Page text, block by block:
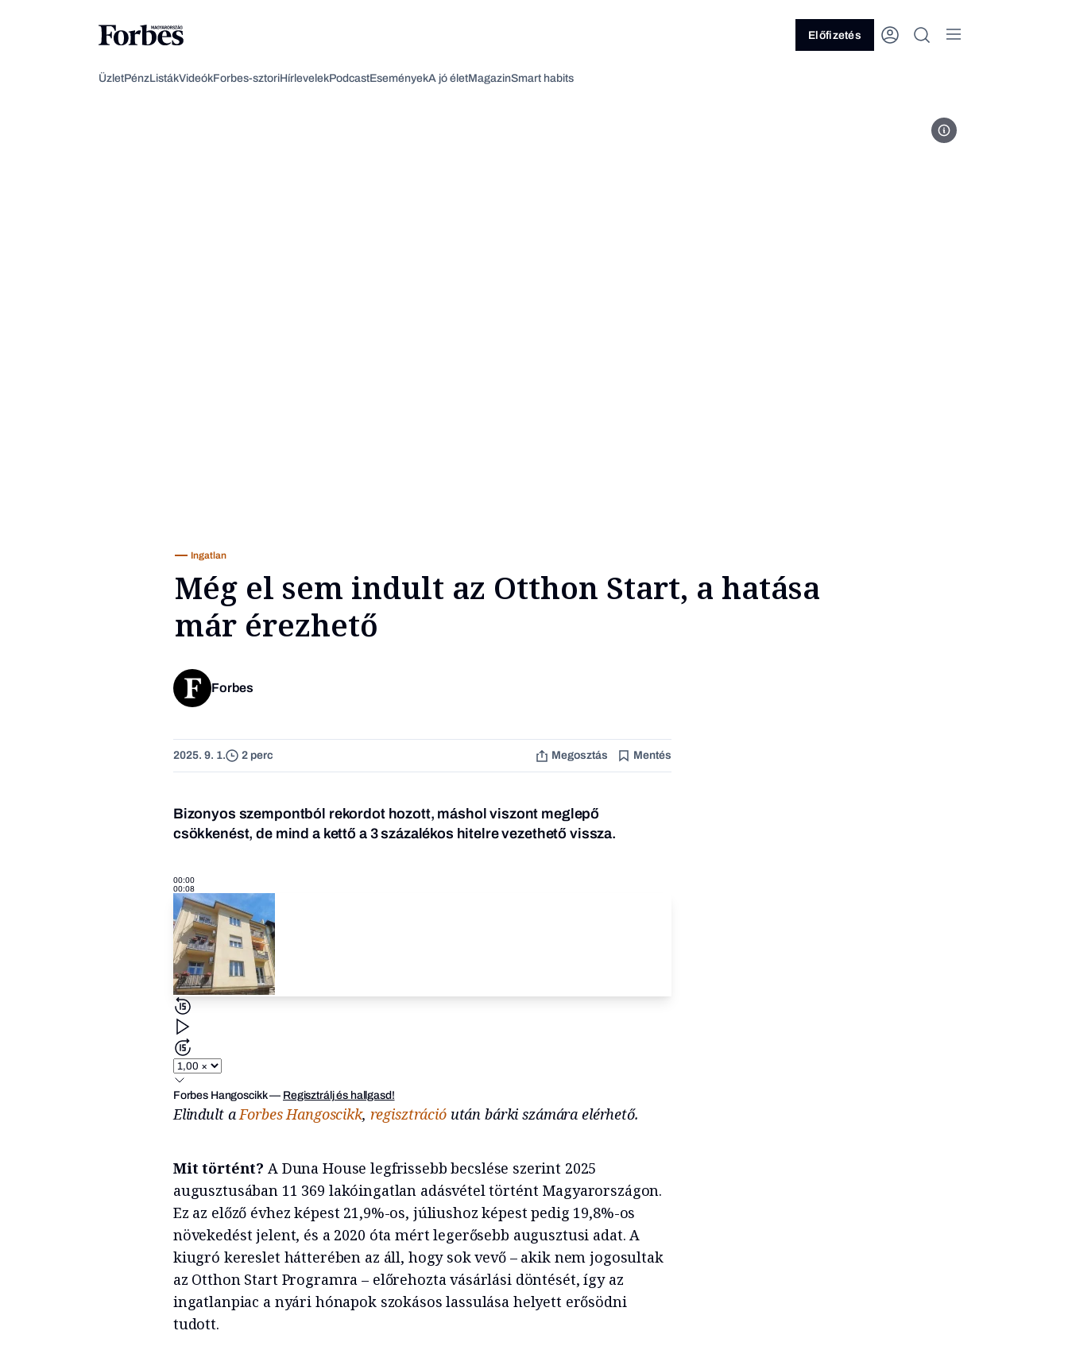
Előfizetés
ÜzletPénzListákVideókForbes-sztoriHírlevelekPodcastEseményekA jó életMagazinSmart habits
ingatlan
Ingatlan
Még el sem indult az Otthon Start, a hatása
már érezhető
Forbes
2025. 9. 1. 2 perc Megosztás Mentés
Bizonyos szempontból rekordot hozott, máshol viszont meglepő
csökkenést, de mind a kettő a 3 százalékos hitelre vezethető vissza.
00:00
00:08
Forbes Hangoscikk— Regisztrálj és hallgasd!
Elindult a Forbes Hangoscikk, regisztrációután bárki számára elérhető.
Mit történt? A Duna House legfrissebb becslése szerint 2025
augusztusában 11 369 lakóingatlan adásvétel történt Magyarországon.
Ez az előző évhez képest 21,9%-os, júliushoz képest pedig 19,8%-os
növekedést jelent, és a 2020 óta mért legerősebb augusztusi adat. A
kiugró kereslet hátterében az áll, hogy sok vevő – akik nem jogosultak
az Otthon Start Programra – előrehozta vásárlási döntését, így az
ingatlanpiac a nyári hónapok szokásos lassulása helyett erősödni
tudott.